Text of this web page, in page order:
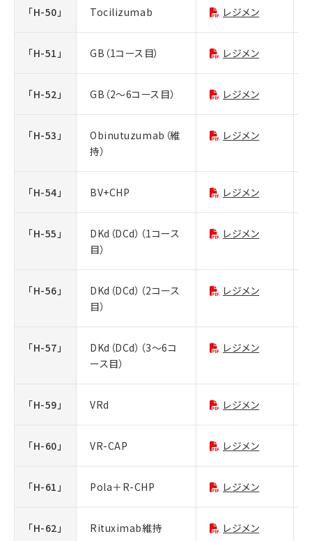
「H-50」 Tocilizumab レジメン
「H-51」 GB（1コース目） レジメン
「H-52」 GB（2～6コース目） レジメン
「H-53」
Obinutuzumab（維
持）
レジメン
「H-54」 BV+CHP レジメン
「H-55」
DKd（DCd）（1コース
目）
レジメン
「H-56」
DKd（DCd）（2コース
目）
レジメン
「H-57」
DKd（DCd）（3～6コ
ース目）
レジメン
「H-59」 VRd レジメン
「H-60」 VR-CAP レジメン
「H-61」 Pola＋R-CHP レジメン
「H-62」 Rituximab維持 レジメン